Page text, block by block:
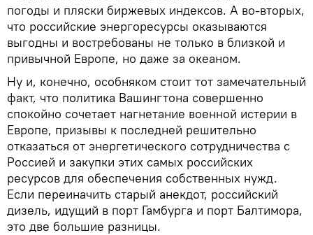
погоды и пляски биржевых индексов. А во-вторых,
что российские энергоресурсы оказываются
выгодны и востребованы не только в близкой и
привычной Европе, но даже за океаном.
Ну и, конечно, особняком стоит тот замечательный
факт, что политика Вашингтона совершенно
спокойно сочетает нагнетание военной истерии в
Европе, призывы к последней решительно
отказаться от энергетического сотрудничества с
Россией и закупки этих самых российских
ресурсов для обеспечения собственных нужд.
Если переиначить старый анекдот, российский
дизель, идущий в порт Гамбурга и порт Балтимора,
это две большие разницы.